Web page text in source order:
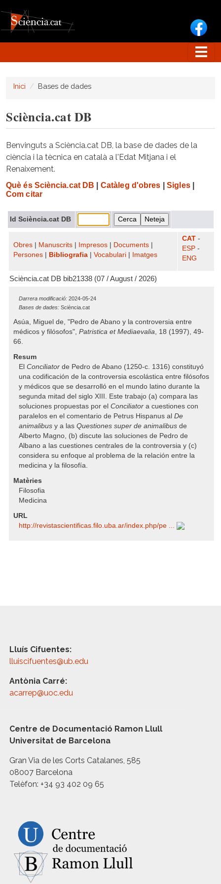
Inici Bases de dades
Sciència.cat DB
Benvinguts a Sciència.cat DB, la base de dades de la
ciència i la tècnica en català a l'Edat Mitjana i el
Renaixement.
Què és Sciència.cat DB Catàleg d'obres Sigles|
Com citar
Id Sciència.cat DB
Obres Manuscrits Impresos Documents
Persones
Bibliografia Vocabulari Imatges
CAT -
ESP -
ENG
Sciència.cat DB bib21338 (07 / August / 2026)
Darrera modificació: 2024-05-24
Bases de dades: Sciència.cat
Asúa, Miguel de, "Pedro de Abano y la controversia entre
médicos y filósofos", Patristica et Mediaevalia, 18 (1997), 49-
66.
Resum
El Conciliator de Pedro de Abano (1250-c. 1316) constituyó
una codificación de la controversia escolástica entre filósofos
y médicos que se desarrolló en el mundo latino durante la
segunda mitad del siglo XIII. Este trabajo (a) compara las
soluciones propuestas por el Conciliator a cuestiones con
paralelos en el comentario de Petrus Hispanus al De
animalibus y a las Questiones super de animalibus de
Alberto Magno, (b) discute las soluciones de Pedro de
Albano a las cuestiones centrales de la controversia y (c)
considera su enfoque al problema de la relación entre la
medicina y la filosofía.
Matèries
Filosofia
Medicina
URL
http:/​/​revistascientificas.filo.uba.ar/​index.php/​pe ...
Lluís Cifuentes:
lluiscifuentes@ub.edu
Antònia Carré:
acarrep@uoc.edu
Centre de Documentació Ramon Llull
Universitat de Barcelona
Gran Via de les Corts Catalanes, 585
08007 Barcelona
Telèfon: +34 93 402 09 65